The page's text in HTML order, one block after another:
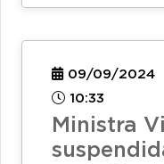
09/09/2024
10:33
Ministra